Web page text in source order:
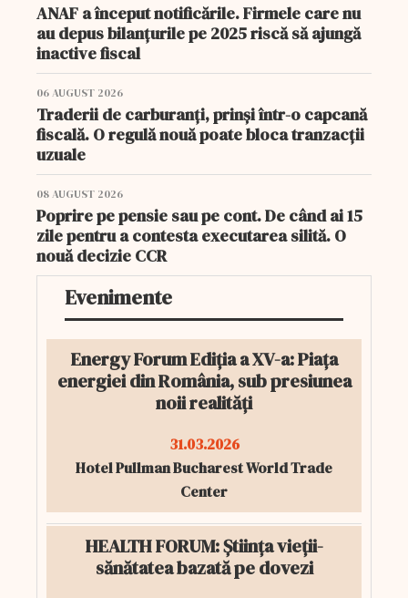
ANAF a început notificările. Firmele care nu
au depus bilanțurile pe 2025 riscă să ajungă
inactive fiscal
06 AUGUST 2026
Traderii de carburanți, prinși într-o capcană
fiscală. O regulă nouă poate bloca tranzacții
uzuale
08 AUGUST 2026
Poprire pe pensie sau pe cont. De când ai 15
zile pentru a contesta executarea silită. O
nouă decizie CCR
Evenimente
Energy Forum Ediția a XV-a: Piața
energiei din România, sub presiunea
noii realități
31.03.2026
Hotel Pullman Bucharest World Trade
Center
HEALTH FORUM: Știința vieții-
sănătatea bazată pe dovezi